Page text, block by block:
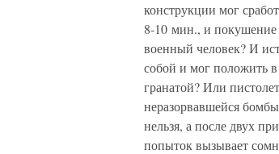
конструкции мог
8-10 мин., и
военный человек? И
собой и мог положить
гранатой? Или
неразорвавшейся
нельзя, а после двух
попыток вызывает